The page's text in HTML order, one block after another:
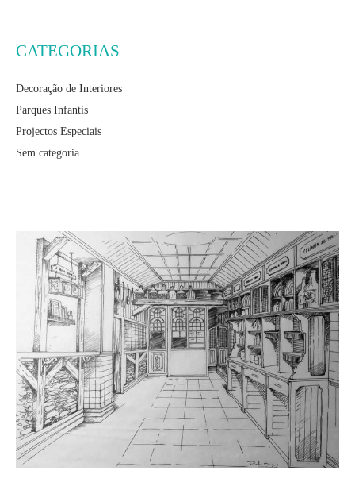
CATEGORIAS
Decoração de Interiores
Parques Infantis
Projectos Especiais
Sem categoria